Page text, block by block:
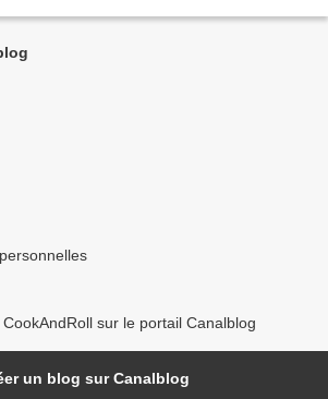
sur le portail Canalblog
un blog sur Canalblog